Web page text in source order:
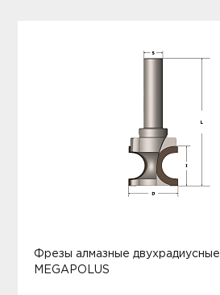
Фрезы алмазные двухрадиусные
MEGAPOLUS